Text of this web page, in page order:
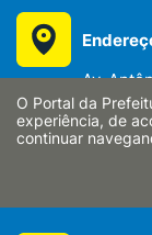
Av.
CNPJ:
O Portal da
experiência, de
continuar